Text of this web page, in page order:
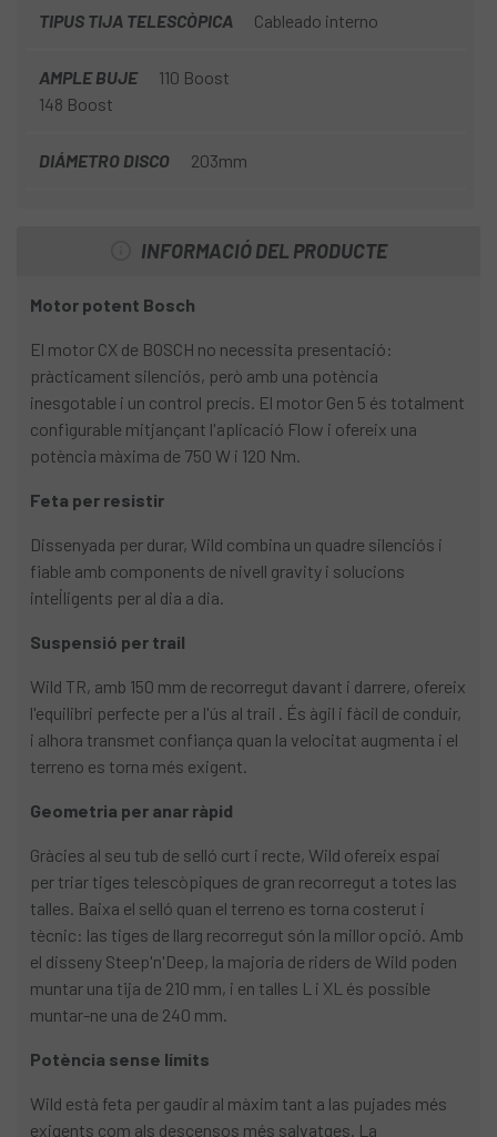
TIPUS TIJA TELESCÒPICA Cableado interno
AMPLE BUJE
110 Boost
148 Boost
DIÁMETRO DISCO 203mm
INFORMACIÓ DEL PRODUCTE
Motor potent Bosch
El motor CX de BOSCH no necessita presentació:
pràcticament silenciós, però amb una potència
inesgotable i un control precís. El motor Gen 5 és totalment
configurable mitjançant l'aplicació Flow i ofereix una
potència màxima de 750 W i 120 Nm.
Feta per resistir
Dissenyada per durar, Wild combina un quadre silenciós i
fiable amb components de nivell gravity i solucions
intel·ligents per al dia a dia.
Suspensió per trail
Wild TR, amb 150 mm de recorregut davant i darrere, ofereix
l'equilibri perfecte per a l'ús al trail . És àgil i fàcil de conduir,
i alhora transmet confiança quan la velocitat augmenta i el
terreno es torna més exigent.
Geometria per anar ràpid
Gràcies al seu tub de selló curt i recte, Wild ofereix espai
per triar tiges telescòpiques de gran recorregut a totes las
talles. Baixa el selló quan el terreno es torna costerut i
tècnic: las tiges de llarg recorregut són la millor opció. Amb
el disseny Steep'n'Deep, la majoria de riders de Wild poden
muntar una tija de 210 mm, i en talles L i XL és possible
muntar-ne una de 240 mm.
Potència sense límits
Wild està feta per gaudir al màxim tant a las pujades més
exigents com als descensos més salvatges. La